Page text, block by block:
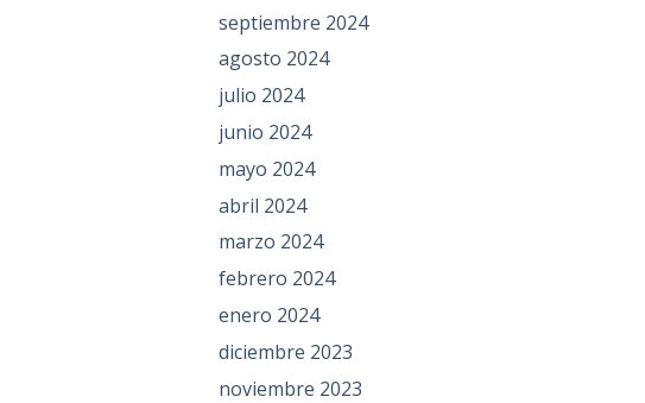
septiembre 2024
agosto 2024
julio 2024
junio 2024
mayo 2024
abril 2024
marzo 2024
febrero 2024
enero 2024
diciembre 2023
noviembre 2023